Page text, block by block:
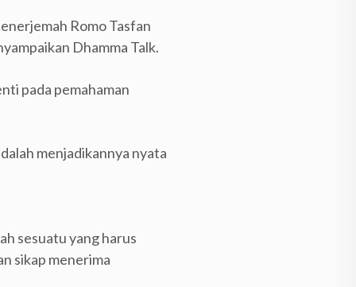
Romo Tasfan
Dhamma Talk.
pada pemahaman
menjadikannya nyata
sesuatu yang harus
sikap menerima